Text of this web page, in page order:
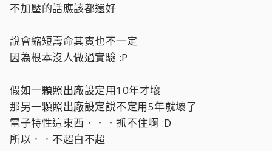
不加壓的話應該都還好
說會縮短壽命其實也不一定
因為根本沒人做過實驗 :P
假如一顆照出廠設定用10年才壞
那另一顆照出廠設定說不定用5年就壞了
電子特性這東西．．．抓不住啊 :D
所以．．不超白不超